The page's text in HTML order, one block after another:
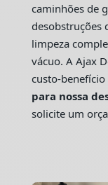
caminhões de
desobstruções
limpeza
vácuo. A Ajax
custo-
para nossa
solicite um